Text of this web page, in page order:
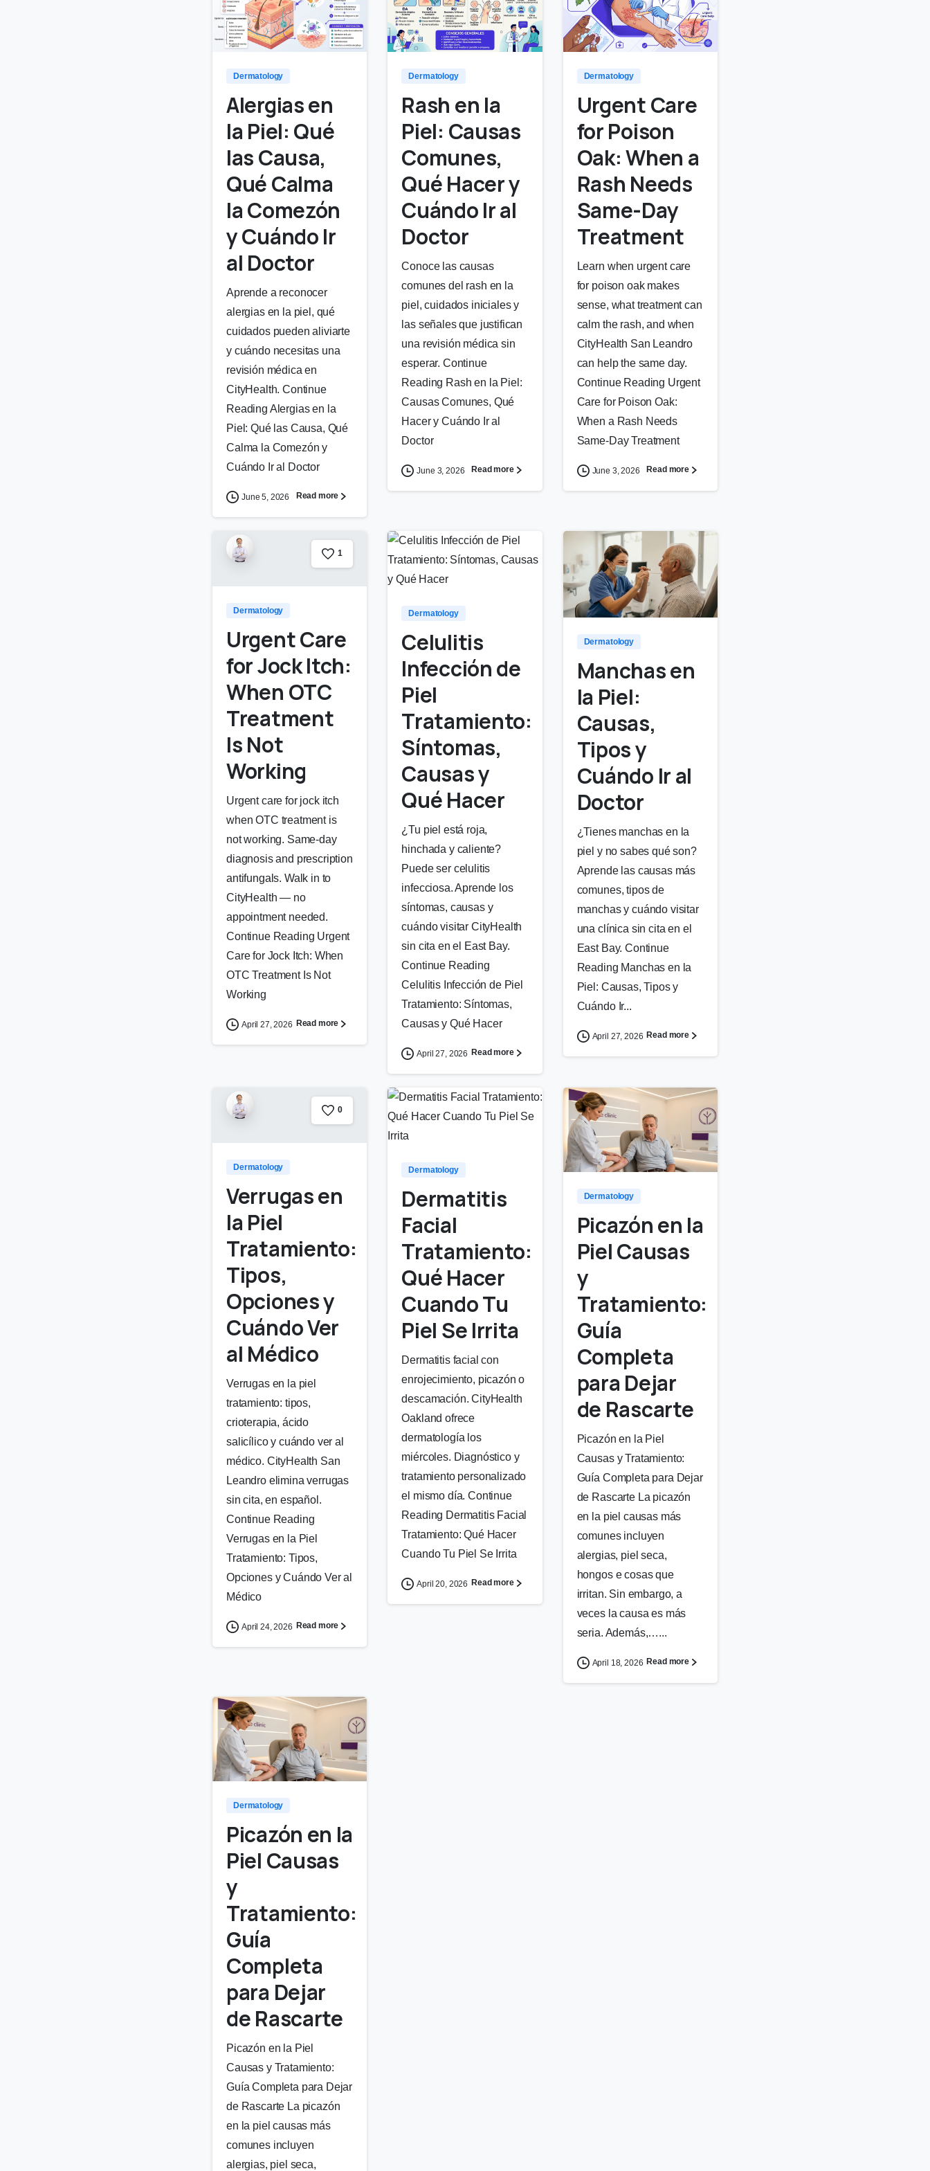
1
Dermatology
Alergias en
la Piel: Qué
las Causa,
Qué Calma
la Comezón
y Cuándo Ir
al Doctor
Aprende a reconocer
alergias en la piel, qué
cuidados pueden aliviarte
y cuándo necesitas una
revisión médica en
CityHealth. Continue
Reading Alergias en la
Piel: Qué las Causa, Qué
Calma la Comezón y
Cuándo Ir al Doctor
June 5, 2026 Read more
0
Dermatology
Rash en la
Piel: Causas
Comunes,
Qué Hacer y
Cuándo Ir al
Doctor
Conoce las causas
comunes del rash en la
piel, cuidados iniciales y
las señales que justifican
una revisión médica sin
esperar. Continue
Reading Rash en la Piel:
Causas Comunes, Qué
Hacer y Cuándo Ir al
Doctor
June 3, 2026 Read more
1
Dermatology
Urgent Care
for Poison
Oak: When a
Rash Needs
Same-Day
Treatment
Learn when urgent care
for poison oak makes
sense, what treatment can
calm the rash, and when
CityHealth San Leandro
can help the same day.
Continue Reading Urgent
Care for Poison Oak:
When a Rash Needs
Same-Day Treatment
June 3, 2026 Read more
1
Dermatology
Urgent Care
for Jock Itch:
When OTC
Treatment
Is Not
Working
Urgent care for jock itch
when OTC treatment is
not working. Same-day
diagnosis and prescription
antifungals. Walk in to
CityHealth — no
appointment needed.
Continue Reading Urgent
Care for Jock Itch: When
OTC Treatment Is Not
Working
April 27, 2026 Read more
0
Dermatology
Celulitis
Infección de
Piel
Tratamiento:
Síntomas,
Causas y
Qué Hacer
¿Tu piel está roja,
hinchada y caliente?
Puede ser celulitis
infecciosa. Aprende los
síntomas, causas y
cuándo visitar CityHealth
sin cita en el East Bay.
Continue Reading
Celulitis Infección de Piel
Tratamiento: Síntomas,
Causas y Qué Hacer
April 27, 2026 Read more
0
Dermatology
Manchas en
la Piel:
Causas,
Tipos y
Cuándo Ir al
Doctor
¿Tienes manchas en la
piel y no sabes qué son?
Aprende las causas más
comunes, tipos de
manchas y cuándo visitar
una clínica sin cita en el
East Bay. Continue
Reading Manchas en la
Piel: Causas, Tipos y
Cuándo Ir...
April 27, 2026 Read more
0
Dermatology
Verrugas en
la Piel
Tratamiento:
Tipos,
Opciones y
Cuándo Ver
al Médico
Verrugas en la piel
tratamiento: tipos,
crioterapia, ácido
salicílico y cuándo ver al
médico. CityHealth San
Leandro elimina verrugas
sin cita, en español.
Continue Reading
Verrugas en la Piel
Tratamiento: Tipos,
Opciones y Cuándo Ver al
Médico
April 24, 2026 Read more
0
Dermatology
Dermatitis
Facial
Tratamiento:
Qué Hacer
Cuando Tu
Piel Se Irrita
Dermatitis facial con
enrojecimiento, picazón o
descamación. CityHealth
Oakland ofrece
dermatología los
miércoles. Diagnóstico y
tratamiento personalizado
el mismo día. Continue
Reading Dermatitis Facial
Tratamiento: Qué Hacer
Cuando Tu Piel Se Irrita
April 20, 2026 Read more
0
Dermatology
Picazón en la
Piel Causas
y
Tratamiento:
Guía
Completa
para Dejar
de Rascarte
Picazón en la Piel
Causas y Tratamiento:
Guía Completa para Dejar
de Rascarte La picazón
en la piel causas más
comunes incluyen
alergias, piel seca,
hongos e cosas que
irritan. Sin embargo, a
veces la causa es más
seria. Además,…...
April 18, 2026 Read more
0
Dermatology
Picazón en la
Piel Causas
y
Tratamiento:
Guía
Completa
para Dejar
de Rascarte
Picazón en la Piel
Causas y Tratamiento:
Guía Completa para Dejar
de Rascarte La picazón
en la piel causas más
comunes incluyen
alergias, piel seca,